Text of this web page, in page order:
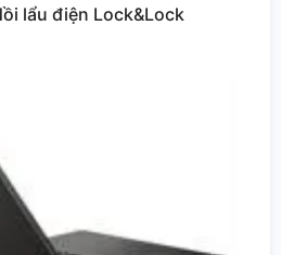
lẩu điện Lock&Lock